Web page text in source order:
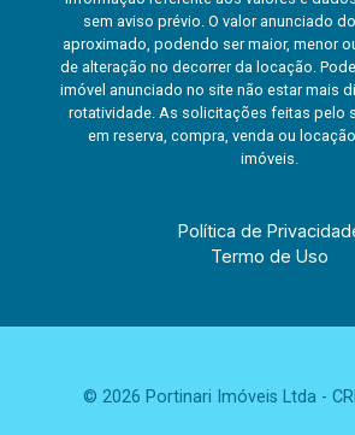
sem aviso prévio. O valor anunciado
aproximado, podendo ser maior, menor
de alteração no decorrer da locação.
imóvel anunciado no site não estar mais
rotatividade. As solicitações feitas pelo
em reserva, compra, venda ou
imóveis.
Política de
Termo de Uso
© 2026 Portinari Imóveis Ltda -